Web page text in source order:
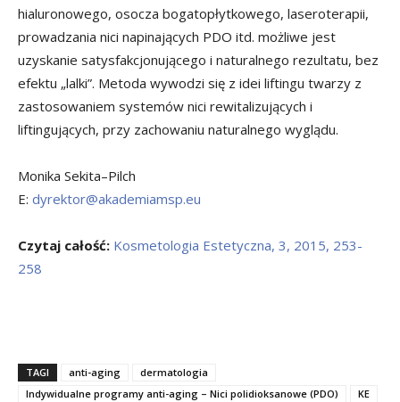
hialuronowego, osocza bogatopłytkowego, laseroterapii,
prowadzania nici napinających PDO itd. możliwe jest
uzyskanie satysfakcjonującego i naturalnego rezultatu, bez
efektu „lalki”. Metoda wywodzi się z idei liftingu twarzy z
zastosowaniem systemów nici rewitalizujących i
liftingujących, przy zachowaniu naturalnego wyglądu.
Monika Sekita–Pilch
E: dyrektor@akademiamsp.eu
Czytaj całość: Kosmetologia Estetyczna, 3, 2015, 253-
258
TAGI anti-aging
dermatologia
Indywidualne programy anti-aging – Nici polidioksanowe (PDO)
KE